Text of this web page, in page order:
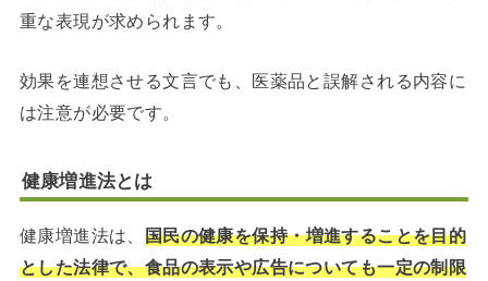
重な表現が求められます。
効果を連想させる文言でも、医薬品と誤解される内容に
は注意が必要です。
健康増進法とは
健康増進法は、 国民の健康を保持・増進することを目的
とした法律で、食品の表示や広告についても一定の制限